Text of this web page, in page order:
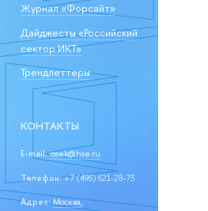
Журнал «Форсайт»
Дайджесты «Российский
сектор ИКТ»
Трендлеттеры
КОНТАКТЫ
E-mail:issek@hse.ru
Телефон:+7 (495) 621-28-73
Адрес: Москва,